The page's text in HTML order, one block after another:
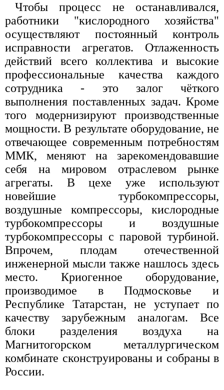
Чтобы процесс не останавливался,
работники "кислородного хозяйства"
осуществляют постоянный контроль
исправности агрегатов. Отлаженность
действий всего коллектива и высокие
профессиональные качества каждого
сотрудника - это залог чёткого
выполнения поставленных задач. Кроме
того модернизируют производственные
мощности. В результате оборудование, не
отвечающее современным потребностям
ММК, меняют на зарекомендовавшие
себя на мировом отраслевом рынке
агрегаты. В цехе уже используют
новейшие турбокомпрессоры,
воздушные компрессоры, кислородные
турбокомпрессоры и воздушные
турбокомпрессоры с паровой турбиной.
Впрочем, плодам отечественной
инженерной мысли также нашлось здесь
место. Криогенное оборудование,
производимое в Подмосковье и
Республике Татарстан, не уступает по
качеству зарубежным аналогам. Все
блоки разделения воздуха на
Магнитогорском металлургическом
комбинате сконструированы и собраны в
России.